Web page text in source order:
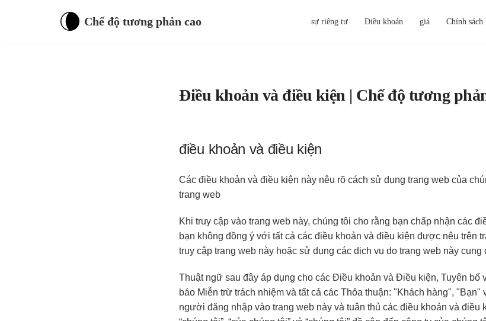
Chế độ tương phản cao sự riêng tư Điều khoản giá Chính sách
Điều khoản và điều kiện | Chế độ tương
điều khoản và điều kiện
Các điều khoản và điều kiện này nêu rõ cách sử dụng trang web của
trang web
Khi truy cập vào trang web này, chúng tôi cho rằng bạn chấp nhận các
bạn không đồng ý với tất cả các điều khoản và điều kiện được nêu trên
truy cập trang web này hoặc sử dụng các dịch vụ do trang web này cung
Thuật ngữ sau đây áp dụng cho các Điều khoản và Điều kiện, Tuyên bố
báo Miễn trừ trách nhiệm và tất cả các Thỏa thuận: "Khách hàng", "Bạn"
người đăng nhập vào trang web này và tuân thủ các điều khoản và điều